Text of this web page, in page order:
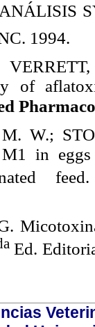
1994.
of
M. W.;
in eggs
feed.
Ed.